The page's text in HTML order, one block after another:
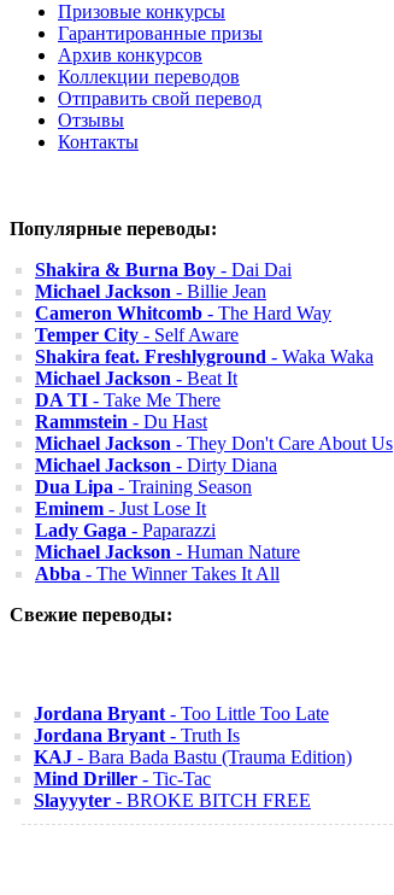
Призовые конкурсы
Гарантированные призы
Архив конкурсов
Коллекции переводов
Отправить свой перевод
Отзывы
Контакты
Популярные переводы:
Shakira & Burna Boy - Dai Dai
Michael Jackson - Billie Jean
Cameron Whitcomb - The Hard Way
Temper City - Self Aware
Shakira feat. Freshlyground - Waka Waka
Michael Jackson - Beat It
DA TI - Take Me There
Rammstein - Du Hast
Michael Jackson - They Don't Care About Us
Michael Jackson - Dirty Diana
Dua Lipa - Training Season
Eminem - Just Lose It
Lady Gaga - Paparazzi
Michael Jackson - Human Nature
Abba - The Winner Takes It All
Свежие переводы:
Jordana Bryant - Too Little Too Late
Jordana Bryant - Truth Is
KAJ - Bara Bada Bastu (Trauma Edition)
Mind Driller - Tic-Tac
Slayyyter - BROKE BITCH FREE